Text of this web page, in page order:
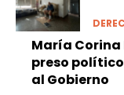
María
preso
al Gobierno